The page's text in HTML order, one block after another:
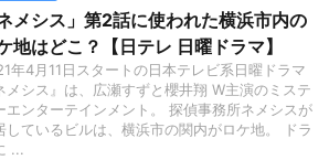
ネメシス」第2話に使われた横浜市内の
地はどこ？【日テレ 日曜ドラマ】
年4月11日スタートの日本テレビ系日曜ドラマ
メシス』は、広瀬すずと櫻井翔 W主演のミステ
エンターテインメント。 探偵事務所ネメシスが
しているビルは、横浜市の関内がロケ地。 ドラ
...